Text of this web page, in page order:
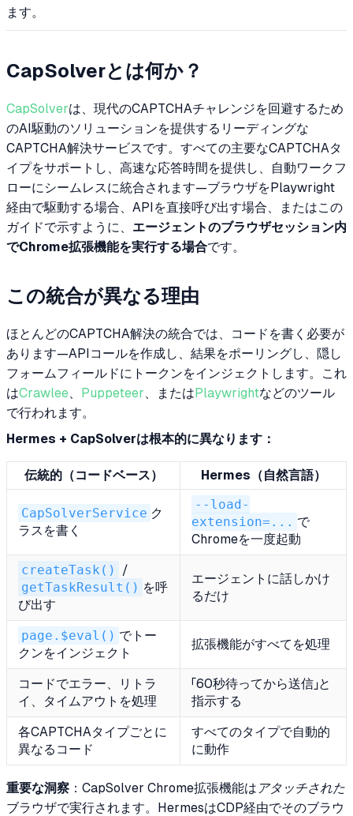
ます。
CapSolverとは何か？
CapSolverは、現代のCAPTCHAチャレンジを回避するため
のAI駆動のソリューションを提供するリーディングな
CAPTCHA解決サービスです。すべての主要なCAPTCHAタ
イプをサポートし、高速な応答時間を提供し、自動ワークフ
ローにシームレスに統合されます—ブラウザをPlaywright
経由で駆動する場合、APIを直接呼び出す場合、またはこの
ガイドで示すように、 エージェントのブラウザセッション内
でChrome拡張機能を実行する場合です。
この統合が異なる理由
ほとんどのCAPTCHA解決の統合では、コードを書く必要が
あります—APIコールを作成し、結果をポーリングし、隠し
フォームフィールドにトークンをインジェクトします。これ
はCrawlee Puppeteer 、またはPlaywrightなどのツール
で行われます。
Hermes + CapSolverは根本的に異なります：
伝統的（コードベース） Hermes（自然言語）
CapSolverService ク
ラスを書く
--load-
extension=... で
Chromeを一度起動
createTask()
/
getTaskResult() を呼
び出す
エージェントに話しかけ
るだけ
page.$eval() でトー
クンをインジェクト
拡張機能がすべてを処理
コードでエラー、リトラ
イ、タイムアウトを処理
「60秒待ってから送信」と
指示する
各CAPTCHAタイプごとに
異なるコード
すべてのタイプで自動的
に動作
重要な洞察 ：CapSolver Chrome拡張機能は アタッチされた
ブラウザで実行されます。HermesはCDP経由でそのブラウ